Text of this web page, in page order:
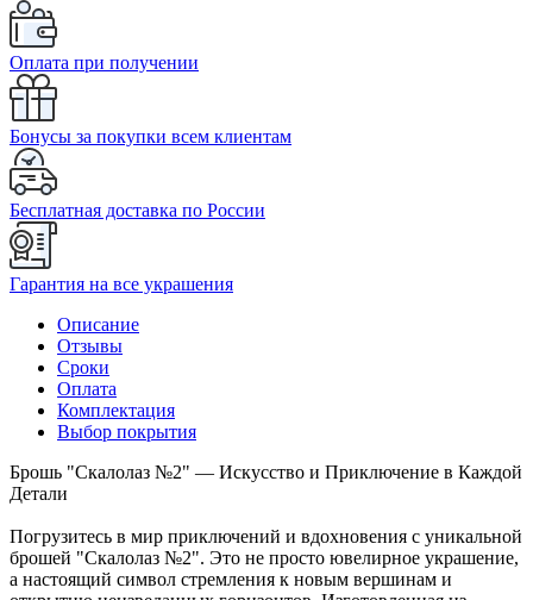
Оплата при получении
Бонусы за покупки всем клиентам
Бесплатная доставка по России
Гарантия на все украшения
Описание
Отзывы
Сроки
Оплата
Комплектация
Выбор покрытия
Брошь "Скалолаз №2" — Искусство и Приключение в Каждой
Детали
Погрузитесь в мир приключений и вдохновения с уникальной
брошей "Скалолаз №2". Это не просто ювелирное украшение,
а настоящий символ стремления к новым вершинам и